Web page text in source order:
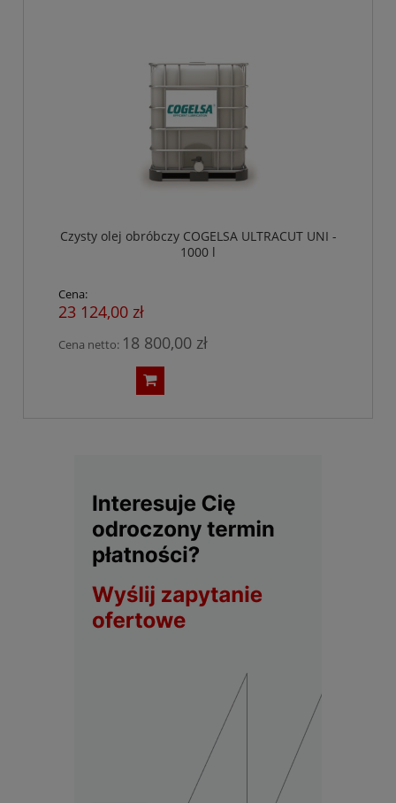
Czysty olej obróbczy COGELSA ULTRACUT UNI -
1000 l
Cena:
23 124,00 zł
Cena netto: 18 800,00 zł